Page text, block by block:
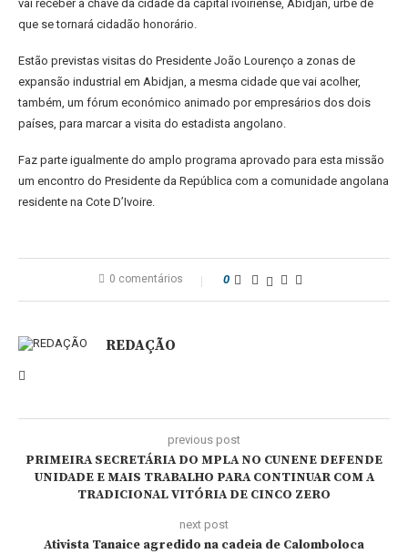
vai receber a chave da cidade da capital ivoiriense, Abidjan, urbe de
que se tornará cidadão honorário.
Estão previstas visitas do Presidente João Lourenço a zonas de
expansão industrial em Abidjan, a mesma cidade que vai acolher,
também, um fórum económico animado por empresários dos dois
países, para marcar a visita do estadista angolano.
Faz parte igualmente do amplo programa aprovado para esta missão
um encontro do Presidente da República com a comunidade angolana
residente na Cote D’Ivoire.
0 comentários 0
REDAÇÃO
previous post
PRIMEIRA SECRETÁRIA DO MPLA NO CUNENE DEFENDE
UNIDADE E MAIS TRABALHO PARA CONTINUAR COM A
TRADICIONAL VITÓRIA DE CINCO ZERO
next post
Ativista Tanaice agredido na cadeia de Calomboloca